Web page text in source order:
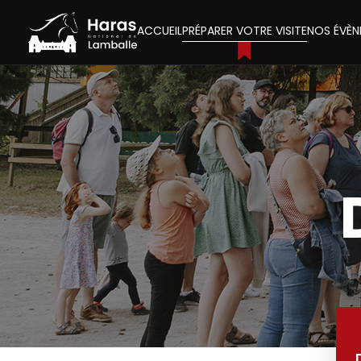
ACCUEILPRÉPARER VOTRE VISITENOS
Visites
Visites en
Animations
Visites